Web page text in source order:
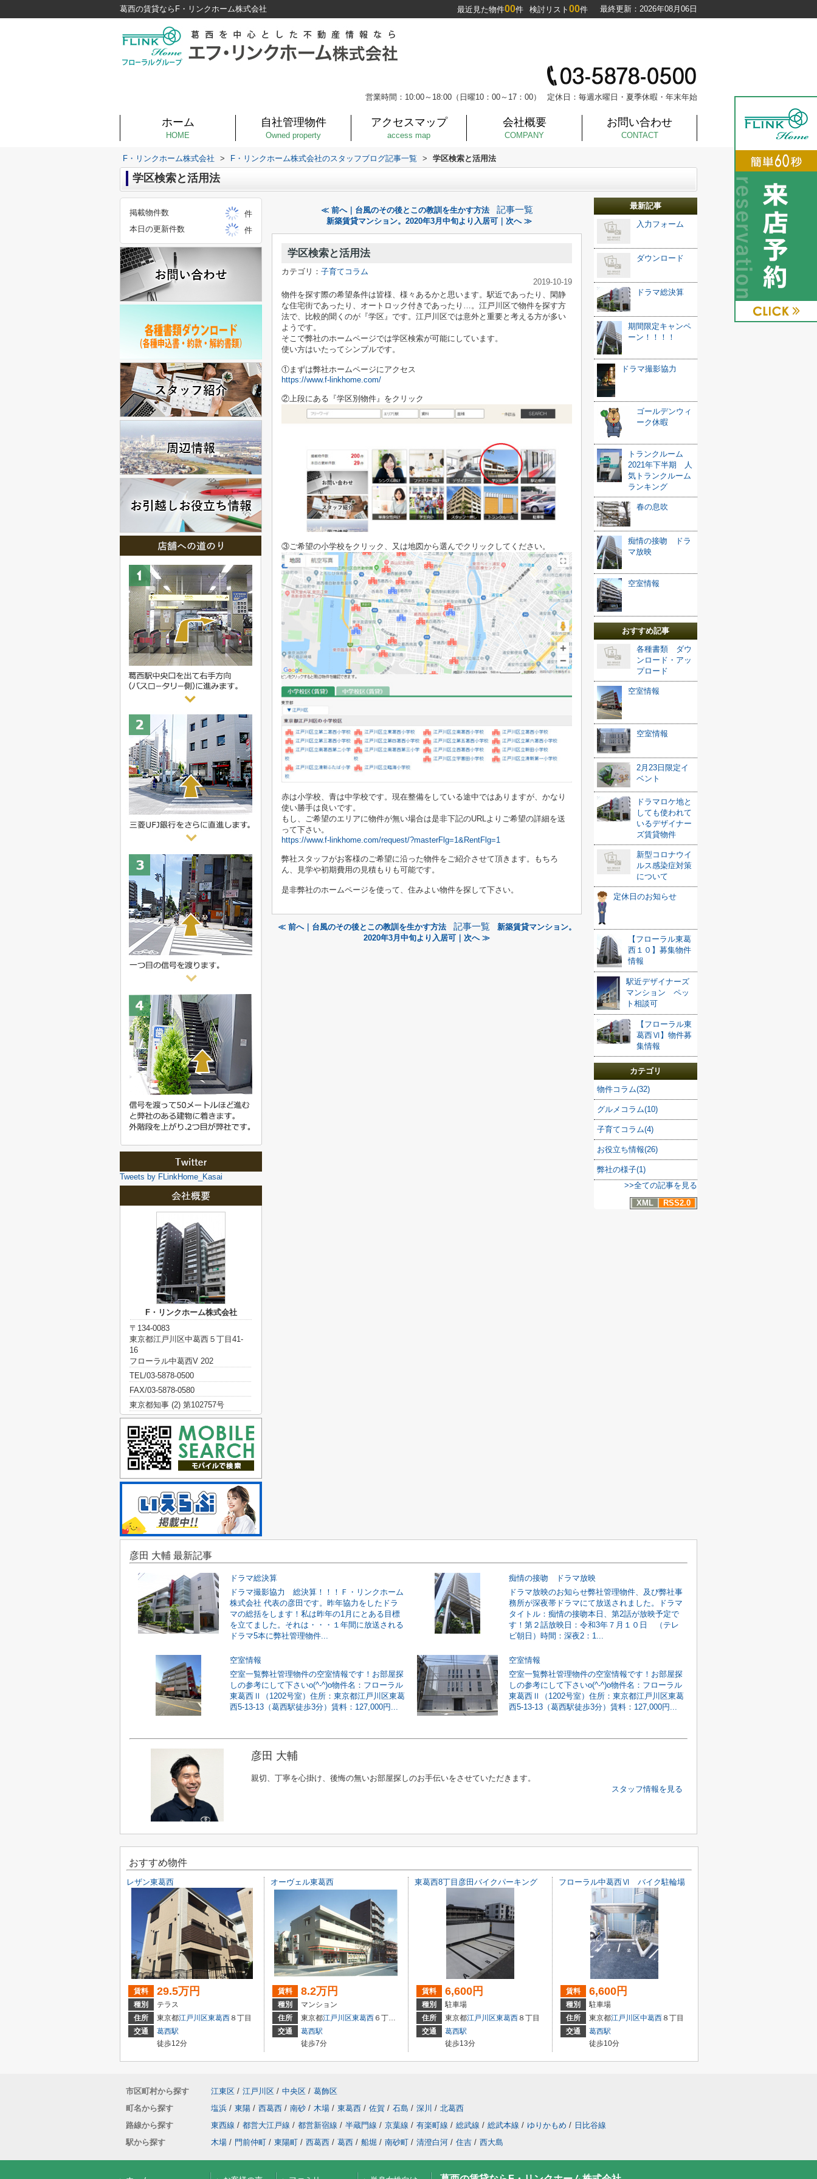
葛西の賃貸ならF・リンクホーム株式会社 最近見た物件00件 検討リスト 00件 最終更新：2026年08月06日
営業時間：10:00～18:00（日曜10：00～17：00） 定休日：毎週水曜日・夏季休暇・年末年始
ホーム
HOME
自社管理物件
Owned property
アクセスマップ
access map
会社概要
COMPANY
お問い合わせ
CONTACT
F・リンクホーム株式会社 > F・リンクホーム株式会社のスタッフブログ記事一覧 > 学区検索と活用法
学区検索と活用法
≪ 前へ｜台風のその後とこの教訓を生かす方法 記事一覧
新築賃貸マンション。2020年3月中旬より入居可｜次へ ≫
学区検索と活用法
カテゴリ： 子育てコラム
2019-10-19
物件を探す際の希望条件は皆様、様々あるかと思います。駅近であったり、閑静
な住宅街であったり、オートロック付きであったり…。江戸川区で物件を探す方
法で、比較的聞くのが『学区』です。江戸川区では意外と重要と考える方が多い
ようです。
そこで弊社のホームページでは学区検索が可能にしています。
使い方はいたってシンプルです。
①まずは弊社ホームページにアクセス
https://www.f-linkhome.com/
②上段にある『学区別物件』をクリック
③ご希望の小学校をクリック、又は地図から選んでクリックしてください。
赤は小学校、青は中学校です。現在整備をしている途中ではありますが、かなり
使い勝手は良いです。
もし、ご希望のエリアに物件が無い場合は是非下記のURLよりご希望の詳細を送
って下さい。
https://www.f-linkhome.com/request/?masterFlg=1&RentFlg=1
弊社スタッフがお客様のご希望に沿った物件をご紹介させて頂きます。もちろ
ん、見学や初期費用の見積もりも可能です。
是非弊社のホームページを使って、住みよい物件を探して下さい。
≪ 前へ｜台風のその後とこの教訓を生かす方法 記事一覧
新築賃貸マンション。
2020年3月中旬より入居可｜次へ ≫
最新記事
入力フォーム
ダウンロード
ドラマ総決算
期間限定キャンペ
ーン！！！！
ドラマ撮影協力
ゴールデンウィ
ーク休暇
トランクルーム
2021年下半期 人
気トランクルーム
ランキング
春の息吹
痴情の接吻 ドラ
マ放映
空室情報
おすすめ記事
各種書類 ダウ
ンロード・アッ
プロード
空室情報
空室情報
2月23日限定イ
ベント
ドラマロケ地と
しても使われて
いるデザイナー
ズ賃貸物件
新型コロナウイ
ルス感染症対策
について
定休日のお知らせ
【フローラル東葛
西１０】募集物件
情報
駅近デザイナーズ
マンション ペッ
ト相談可
【フローラル東
葛西Ⅵ】物件募
集情報
カテゴリ
物件コラム(32)
グルメコラム(10)
子育てコラム(4)
お役立ち情報(26)
弊社の様子(1)
>>全ての記事を見る
XML
RSS2.0
掲載物件数
件
本日の更新件数
件
Tweets by FLinkHome_Kasai
F・リンクホーム株式会社
〒134-0083
東京都江戸川区中葛西５丁目41-
16
フローラル中葛西V 202
TEL/03-5878-0500
FAX/03-5878-0580
東京都知事 (2) 第102757号
彦田 大輔 最新記事
ドラマ総決算
ドラマ撮影協力 総決算！！！Ｆ・リンクホーム
株式会社 代表の彦田です。昨年協力をしたドラ
マの総括をします！私は昨年の1月にとある目標
を立てました。それは・・・１年間に放送される
ドラマ5本に弊社管理物件...
痴情の接吻 ドラマ放映
ドラマ放映のお知らせ弊社管理物件、及び弊社事
務所が深夜帯ドラマにて放送されました。ドラマ
タイトル：痴情の接吻本日、第2話が放映予定で
す！第２話放映日：令和3年７月１０日 （テレ
ビ朝日）時間：深夜2：1...
空室情報
空室一覧弊社管理物件の空室情報です！お部屋探
しの参考にして下さいo(^-^)o物件名：フローラル
東葛西Ⅱ（1202号室）住所：東京都江戸川区東葛
西5-13-13（葛西駅徒歩3分）賃料：127,000円...
空室情報
空室一覧弊社管理物件の空室情報です！お部屋探
しの参考にして下さいo(^-^)o物件名：フローラル
東葛西Ⅱ（1202号室）住所：東京都江戸川区東葛
西5-13-13（葛西駅徒歩3分）賃料：127,000円...
彦田 大輔
親切、丁寧を心掛け、後悔の無いお部屋探しのお手伝いをさせていただきます。
スタッフ情報を見る
おすすめ物件
レザン東葛西
賃料 29.5万円
種別
テラス
住所
東京都江戸川区東葛西 ８丁目
交通
葛西駅
徒歩12分
オーヴェル東葛西
賃料 8.2万円
種別
マンション
住所
東京都江戸川区東葛西 ６丁目２３番１号
交通
葛西駅
徒歩7分
東葛西8丁目彦田バイクパーキング
賃料 6,600円
種別
駐車場
住所
東京都江戸川区東葛西 ８丁目
交通
葛西駅
徒歩13分
フローラル中葛西Ⅵ バイク駐輪場
賃料 6,600円
種別
駐車場
住所
東京都江戸川区中葛西 ８丁目
交通
葛西駅
徒歩10分
市区町村から探す 江東区 / 江戸川区 / 中央区 / 葛飾区
町名から探す
塩浜 / 東陽 / 西葛西 / 南砂 / 木場 / 東葛西 / 佐賀 / 石島 / 深川 / 北葛西
路線から探す
東西線 / 都営大江戸線 / 都営新宿線 / 半蔵門線 / 京葉線 / 有楽町線 / 総武線 / 総武本線 / ゆりかもめ / 日比谷線
駅から探す
木場 / 門前仲町 / 東陽町 / 西葛西 / 葛西 / 船堀 / 南砂町 / 清澄白河 / 住吉 / 西大島